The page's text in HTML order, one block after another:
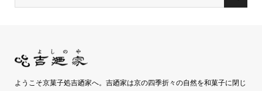
ようこそ京菓子処吉廼家へ。吉廼家は京の四季折々の自然を和菓子に閉じ